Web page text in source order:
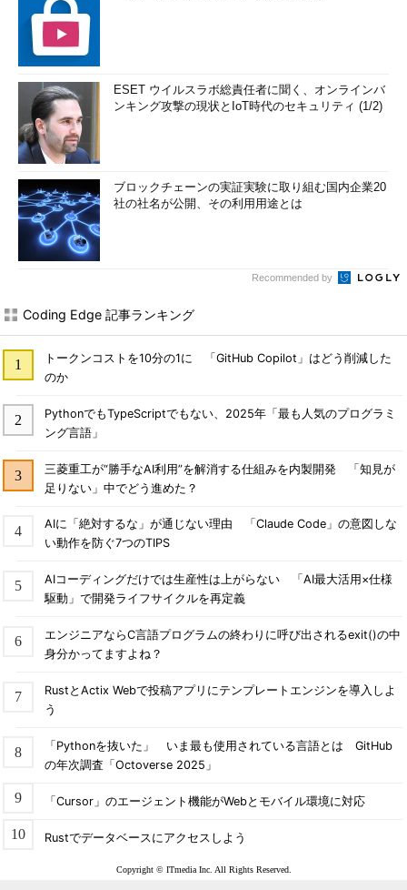
ESET ウイルスラボ総責任者に聞く、オンラインバ
ンキング攻撃の現状とIoT時代のセキュリティ (1/2)
ブロックチェーンの実証実験に取り組む国内企業20
社の社名が公開、その利用用途とは
Recommended by
Coding Edge 記事ランキング
トークンコストを10分の1に 「GitHub Copilot」はどう削減した
のか
PythonでもTypeScriptでもない、2025年「最も人気のプログラミ
ング言語」
三菱重工が“勝手なAI利用”を解消する仕組みを内製開発 「知見が
足りない」中でどう進めた？
AIに「絶対するな」が通じない理由 「Claude Code」の意図しな
い動作を防ぐ7つのTIPS
AIコーディングだけでは生産性は上がらない 「AI最大活用×仕様
駆動」で開発ライフサイクルを再定義
エンジニアならC言語プログラムの終わりに呼び出されるexit()の中
身分かってますよね？
RustとActix Webで投稿アプリにテンプレートエンジンを導入しよ
う
「Pythonを抜いた」 いま最も使用されている言語とは GitHub
の年次調査「Octoverse 2025」
「Cursor」のエージェント機能がWebとモバイル環境に対応
Rustでデータベースにアクセスしよう
Copyright © ITmedia Inc. All Rights Reserved.